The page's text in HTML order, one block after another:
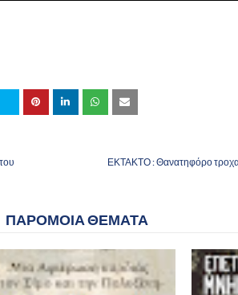
ΕΚΤΑΚΤΟ : Θανατηφόρο
ΠΑΡΟΜΟΙΑ ΘΕΜΑΤΑ